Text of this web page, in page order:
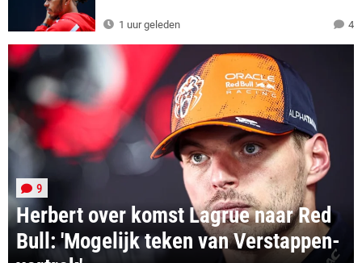
1 uur geleden 4
Herbert over komst Lagrue naar Red
Bull: 'Mogelijk teken van Verstappen-
9